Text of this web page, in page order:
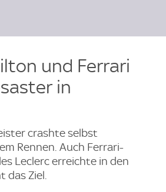
und Ferrari
in
crashte selbst
Rennen. Auch Ferrari-
Leclerc erreichte in den
das Ziel.